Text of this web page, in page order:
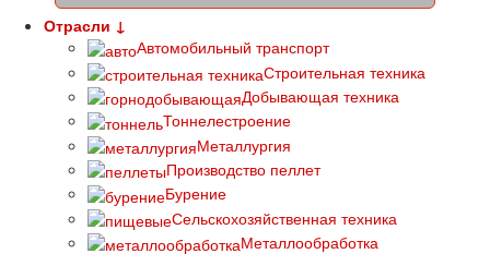
Отрасли ↓
Автомобильный транспорт
Строительная техника
Добывающая техника
Тоннелестроение
Металлургия
Производство пеллет
Бурение
Сельскохозяйственная техника
Металлообработка